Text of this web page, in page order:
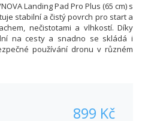
Landing Pad Pro Plus (65 cm) s
stabilní a čistý povrch pro start a
nečistotami a vlhkostí. Díky
na cesty a snadno se skládá i
používání dronu v různém
899 Kč